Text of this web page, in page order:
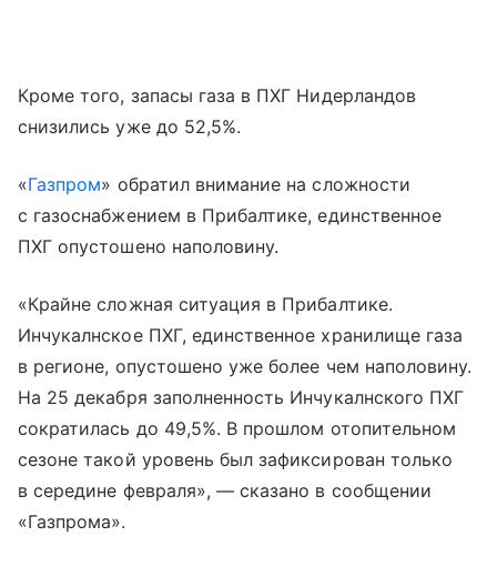
Кроме того, запасы газа в ПХГ Нидерландов
снизились уже до 52,5%.
«Газпром» обратил внимание на сложности
с газоснабжением в Прибалтике, единственное
ПХГ опустошено наполовину.
«Крайне сложная ситуация в Прибалтике.
Инчукалнское ПХГ, единственное хранилище газа
в регионе, опустошено уже более чем наполовину.
На 25 декабря заполненность Инчукалнского ПХГ
сократилась до 49,5%. В прошлом отопительном
сезоне такой уровень был зафиксирован только
в середине февраля», — сказано в сообщении
«Газпрома».